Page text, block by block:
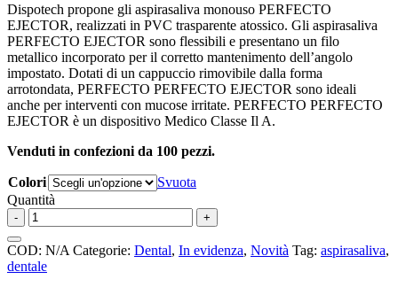
Dispotech propone gli aspirasaliva monouso PERFECTO
EJECTOR, realizzati in PVC trasparente atossico. Gli aspirasaliva
PERFECTO EJECTOR sono flessibili e presentano un filo
metallico incorporato per il corretto mantenimento dell’angolo
impostato. Dotati di un cappuccio rimovibile dalla forma
arrotondata, PERFECTO PERFECTO EJECTOR sono ideali
anche per interventi con mucose irritate. PERFECTO PERFECTO
EJECTOR è un dispositivo Medico Classe Il A.
Venduti in confezioni da 100 pezzi.
Colori
Svuota
Quantità
-
Aspirasaliva
quantità
+
COD: N/A Categorie: Dental, In evidenza, Novità Tag: aspirasaliva,
dentale